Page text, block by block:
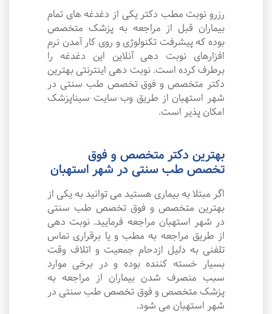
رزرو نوبت مطب دکتر یکی از دغدغه های تمام
بیماران قبل از مراجعه به پزشک متخصص
بوده که پیشرفت تکنولوژی و روی کار آمدن نرم
افزارهای نوبت دهی آنلاین این دغدغه را
برطرف کرده است. نوبت دهی اینترنتی بهترین
دکتر متخصص و فوق تخصص طب سنتی در
شهر استهبان از طریق وب سایت سیناپزشک
امکان پذیر است.
بهترین دکتر متخصص و فوق
تخصص طب سنتی در شهر استهبان
اگر مبتلا به بیماری هستید می توانید به یکی از
بهترین متخصص و فوق تخصص طب سنتی
در شهر استهبان مراجعه فرمایید. نوبت دهی
از طریق مراجعه به مطب و یا برقراری تماس
تلفنی به دلیل ازدحام جمعیت و اتلاف وقت
بسیار خسته کننده بوده و در برخی موارد
سبب منصرف شدن بیماران از مراجعه به
پزشک متخصص و فوق تخصص طب سنتی در
شهر استهبان می شود.